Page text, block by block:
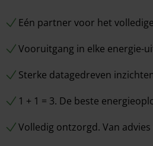
Eén partner voor het
Vooruitgang in elke energie-
Sterke datagedreven
1 + 1 = 3. De beste
Volledig ontzorgd. Van